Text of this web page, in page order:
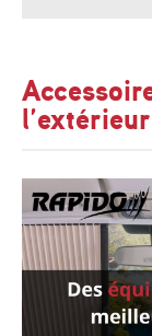
l’extérieur